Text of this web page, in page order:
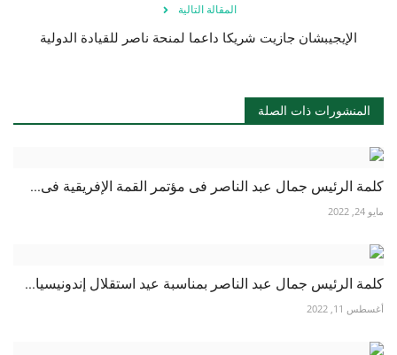
المقالة التالية
الإيجيبشان جازيت شريكا داعما لمنحة ناصر للقيادة الدولية
المنشورات ذات الصلة
كلمة الرئيس جمال عبد الناصر فى مؤتمر القمة الإفريقية فى...
مايو 24, 2022
كلمة الرئيس جمال عبد الناصر بمناسبة عيد استقلال إندونيسيا...
أغسطس 11, 2022